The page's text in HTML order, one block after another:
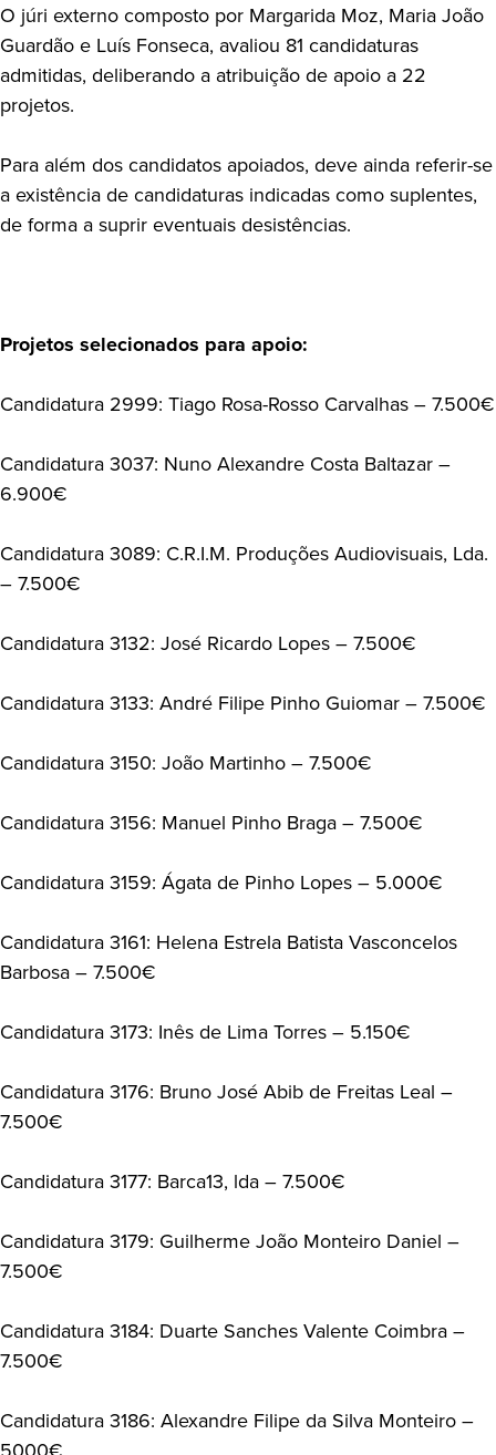
O júri externo composto por Margarida Moz, Maria João
Guardão e Luís Fonseca, avaliou 81 candidaturas
admitidas, deliberando a atribuição de apoio a 22
projetos.
Para além dos candidatos apoiados, deve ainda referir-se
a existência de candidaturas indicadas como suplentes,
de forma a suprir eventuais desistências.
Projetos selecionados para apoio:
Candidatura 2999: Tiago Rosa-Rosso Carvalhas – 7.500€
Candidatura 3037: Nuno Alexandre Costa Baltazar –
6.900€
Candidatura 3089: C.R.I.M. Produções Audiovisuais, Lda.
– 7.500€
Candidatura 3132: José Ricardo Lopes – 7.500€
Candidatura 3133: André Filipe Pinho Guiomar – 7.500€
Candidatura 3150: João Martinho – 7.500€
Candidatura 3156: Manuel Pinho Braga – 7.500€
Candidatura 3159: Ágata de Pinho Lopes – 5.000€
Candidatura 3161: Helena Estrela Batista Vasconcelos
Barbosa – 7.500€
Candidatura 3173: Inês de Lima Torres – 5.150€
Candidatura 3176: Bruno José Abib de Freitas Leal –
7.500€
Candidatura 3177: Barca13, lda – 7.500€
Candidatura 3179: Guilherme João Monteiro Daniel –
7.500€
Candidatura 3184: Duarte Sanches Valente Coimbra –
7.500€
Candidatura 3186: Alexandre Filipe da Silva Monteiro –